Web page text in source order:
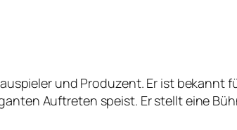
und Produzent. Er ist bekannt
Auftreten speist. Er stellt eine